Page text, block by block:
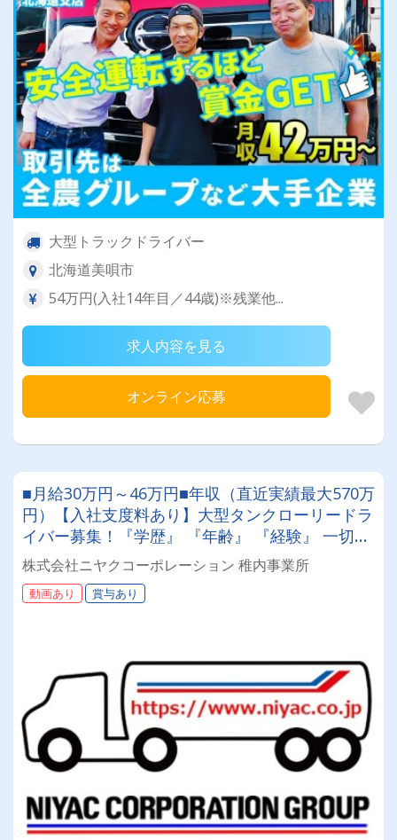
大型トラックドライバー
北海道美唄市
54万円(入社14年目／44歳)※残業他...
求人内容を見る
オンライン応募
■月給30万円～46万円■年収（直近実績最大570万
円）【入社支度料あり】大型タンクローリードラ
イバー募集！『学歴』 『年齢』 『経験』 一切不
問◎男女問わず活躍できる環境です。
株式会社ニヤクコーポレーション 稚内事業所
動画あり 賞与あり